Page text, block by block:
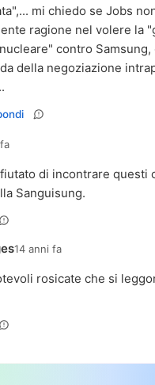
mi chiedo se Jobs
ragione nel volere la
contro Samsung,
della negoziazione
di incontrare questi
Sanguisung.
14 anni fa
rosicate che si